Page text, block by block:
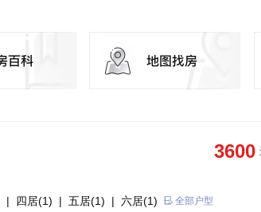
3600
| 四居(1) | 五居(1) | 六居(1) 全部户型